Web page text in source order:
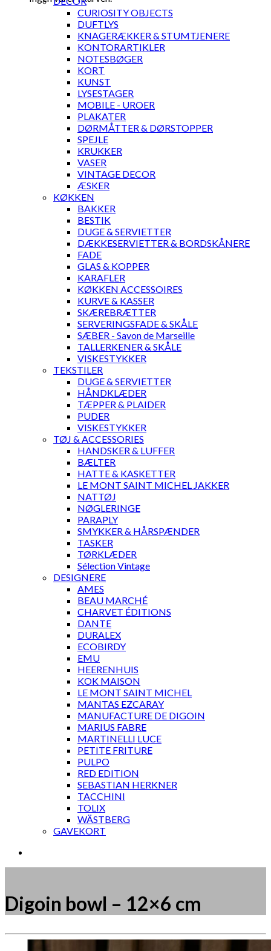
CURIOSITY OBJECTS
DUFTLYS
KNAGERÆKKER & STUMTJENERE
KONTORARTIKLER
NOTESBØGER
KORT
KUNST
LYSESTAGER
MOBILE - UROER
PLAKATER
DØRMÅTTER & DØRSTOPPER
SPEJLE
KRUKKER
VASER
VINTAGE DECOR
ÆSKER
KØKKEN
BAKKER
BESTIK
DUGE & SERVIETTER
DÆKKESERVIETTER & BORDSKÅNERE
FADE
GLAS & KOPPER
KARAFLER
KØKKEN ACCESSOIRES
KURVE & KASSER
SKÆREBRÆTTER
SERVERINGSFADE & SKÅLE
SÆBER - Savon de Marseille
TALLERKENER & SKÅLE
VISKESTYKKER
TEKSTILER
DUGE & SERVIETTER
HÅNDKLÆDER
TÆPPER & PLAIDER
PUDER
VISKESTYKKER
TØJ & ACCESSORIES
HANDSKER & LUFFER
BÆLTER
HATTE & KASKETTER
LE MONT SAINT MICHEL JAKKER
NATTØJ
NØGLERINGE
PARAPLY
SMYKKER & HÅRSPÆNDER
TASKER
TØRKLÆDER
Sélection Vintage
DESIGNERE
AMES
BEAU MARCHÉ
CHARVET ÉDITIONS
DANTE
DURALEX
ECOBIRDY
EMU
HEERENHUIS
KOK MAISON
LE MONT SAINT MICHEL
MANTAS EZCARAY
MANUFACTURE DE DIGOIN
MARIUS FABRE
MARTINELLI LUCE
PETITE FRITURE
PULPO
RED EDITION
SEBASTIAN HERKNER
TACCHINI
TOLIX
WÄSTBERG
GAVEKORT
Digoin bowl – 12×6 cm